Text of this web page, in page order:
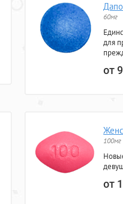
60мг
для
от
100мг
от